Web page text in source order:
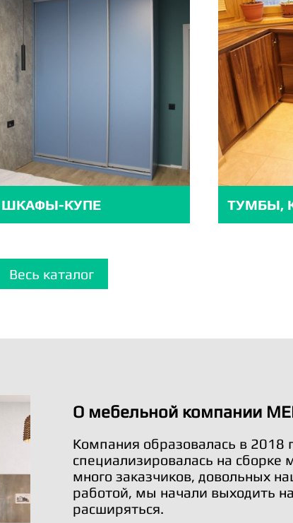
ШКАФЫ-КУПЕ ТУМБЫ,
Весь каталог
О мебельной компании
Компания образовалась в 2018
специализировалась на сборке
много заказчиков, довольных
работой, мы начали выходить
расширяться.